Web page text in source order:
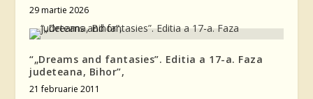
29 martie 2026
“„Dreams and fantasies”. Editia a 17-a. Faza
judeteana, Bihor”,
21 februarie 2011